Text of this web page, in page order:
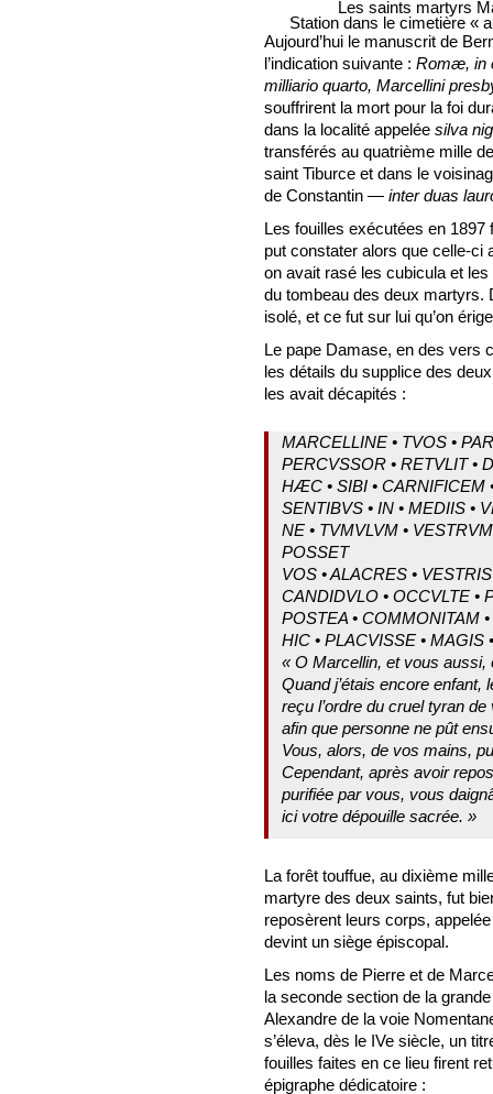
Les saints martyrs
Station dans le cimetière «
Aujourd’hui le manuscrit de
l’indication suivante : Romæ, in
milliario quarto, Marcellini
souffrirent la mort pour la foi
dans la localité appelée silva
transférés au quatrième mille
saint Tiburce et dans le
de Constantin — inter duas
Les fouilles exécutées en 1897
put constater alors que celle-ci
on avait rasé les cubicula et les
du tombeau des deux martyrs.
isolé, et ce fut sur lui qu’on
Le pape Damase, en des vers
les détails du supplice des
les avait décapités :
MARCELLINE • TVOS •
PERCVSSOR • RETVLIT •
HÆC • SIBI • CARNIFICEM
SENTIBVS • IN • MEDIIS •
NE • TVMVLVM •
POSSET
VOS • ALACRES •
CANDIDVLO • OCCVLTE •
POSTEA • COMMONITAM
HIC • PLACVISSE • MAGIS
« O Marcellin, et vous
Quand j’étais encore enfant,
reçu l’ordre du cruel tyran
afin que personne ne pût
Vous, alors, de vos mains,
Cependant, après avoir
purifiée par vous, vous
ici votre dépouille sacrée. »
La forêt touffue, au dixième
martyre des deux saints, fut
reposèrent leurs corps,
devint un siège épiscopal.
Les noms de Pierre et de
la seconde section de la
Alexandre de la voie
s’éleva, dès le IVe siècle, un
fouilles faites en ce lieu firent
épigraphe dédicatoire :